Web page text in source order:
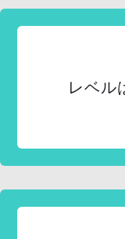
レベル